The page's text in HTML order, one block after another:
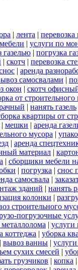
| лента |
| услуги по
газелью | погрузка
| скотч | перевозка
| аренда
самосвалами |
окон | скотч
от строительного
| нанять газель
квартиры от
| мешки | аренда
мусора |
| аренда
материал |
| сборщики мебели
| погрузка | снос
самосвала |
зданий | нанять
колонки |
строительного
погрузочные
| услуги
коттеджа | уборка
| вывоз ванны |
сухих смесей |
грузчиков | копка